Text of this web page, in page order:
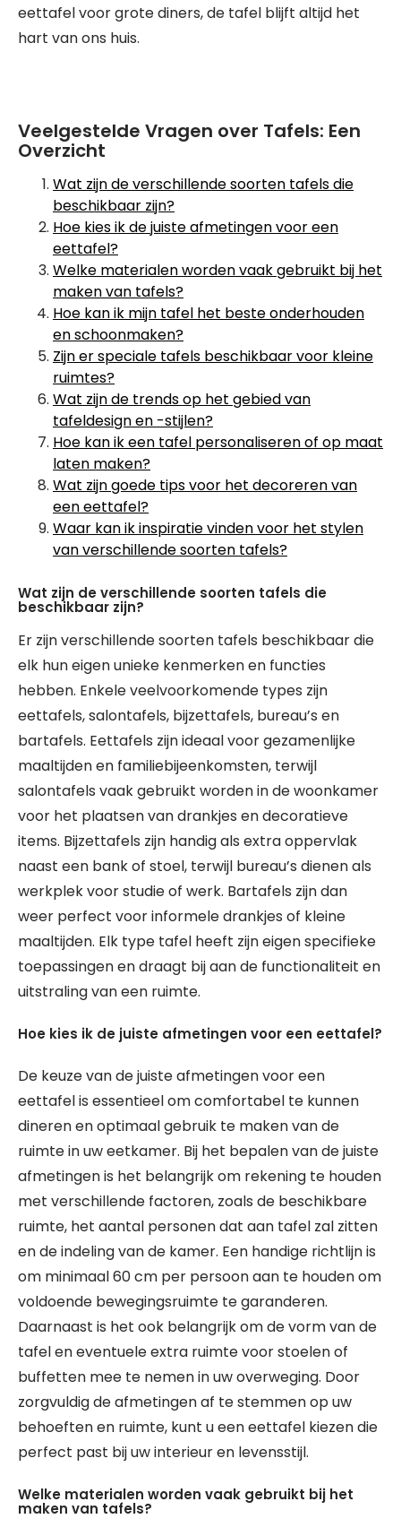
eettafel voor grote diners, de tafel blijft altijd het
hart van ons huis.
Veelgestelde Vragen over Tafels: Een
Overzicht
Wat zijn de verschillende soorten tafels die
beschikbaar zijn?
Hoe kies ik de juiste afmetingen voor een
eettafel?
Welke materialen worden vaak gebruikt bij het
maken van tafels?
Hoe kan ik mijn tafel het beste onderhouden
en schoonmaken?
Zijn er speciale tafels beschikbaar voor kleine
ruimtes?
Wat zijn de trends op het gebied van
tafeldesign en -stijlen?
Hoe kan ik een tafel personaliseren of op maat
laten maken?
Wat zijn goede tips voor het decoreren van
een eettafel?
Waar kan ik inspiratie vinden voor het stylen
van verschillende soorten tafels?
Wat zijn de verschillende soorten tafels die
beschikbaar zijn?
Er zijn verschillende soorten tafels beschikbaar die
elk hun eigen unieke kenmerken en functies
hebben. Enkele veelvoorkomende types zijn
eettafels, salontafels, bijzettafels, bureau’s en
bartafels. Eettafels zijn ideaal voor gezamenlijke
maaltijden en familiebijeenkomsten, terwijl
salontafels vaak gebruikt worden in de woonkamer
voor het plaatsen van drankjes en decoratieve
items. Bijzettafels zijn handig als extra oppervlak
naast een bank of stoel, terwijl bureau’s dienen als
werkplek voor studie of werk. Bartafels zijn dan
weer perfect voor informele drankjes of kleine
maaltijden. Elk type tafel heeft zijn eigen specifieke
toepassingen en draagt bij aan de functionaliteit en
uitstraling van een ruimte.
Hoe kies ik de juiste afmetingen voor een eettafel?
De keuze van de juiste afmetingen voor een
eettafel is essentieel om comfortabel te kunnen
dineren en optimaal gebruik te maken van de
ruimte in uw eetkamer. Bij het bepalen van de juiste
afmetingen is het belangrijk om rekening te houden
met verschillende factoren, zoals de beschikbare
ruimte, het aantal personen dat aan tafel zal zitten
en de indeling van de kamer. Een handige richtlijn is
om minimaal 60 cm per persoon aan te houden om
voldoende bewegingsruimte te garanderen.
Daarnaast is het ook belangrijk om de vorm van de
tafel en eventuele extra ruimte voor stoelen of
buffetten mee te nemen in uw overweging. Door
zorgvuldig de afmetingen af te stemmen op uw
behoeften en ruimte, kunt u een eettafel kiezen die
perfect past bij uw interieur en levensstijl.
Welke materialen worden vaak gebruikt bij het
maken van tafels?